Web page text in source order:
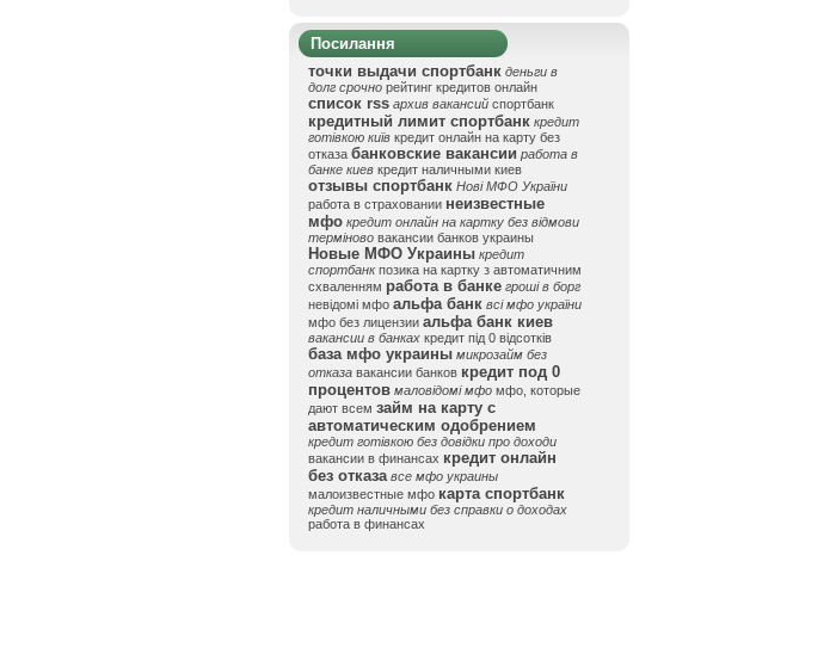
Посилання
точки выдачи спортбанк деньги в
долг срочно рейтинг кредитов онлайн
список rss архив вакансий спортбанк
кредитный лимит спортбанк кредит
готівкою київ кредит онлайн на карту без
отказа банковские вакансии работа в
банке киев кредит наличными киев
отзывы спортбанк Нові МФО України
работа в страховании неизвестные
мфо кредит онлайн на картку без відмови
терміново вакансии банков украины
Новые МФО Украины кредит
спортбанк позика на картку з автоматичним
схваленням работа в банке гроші в борг
невідомі мфо альфа банк всі мфо україни
мфо без лицензии альфа банк киев
вакансии в банках кредит під 0 відсотків
база мфо украины микрозайм без
отказа вакансии банков кредит под 0
процентов маловідомі мфо мфо, которые
дают всем займ на карту с
автоматическим одобрением
кредит готівкою без довідки про доходи
вакансии в финансах кредит онлайн
без отказа все мфо украины
малоизвестные мфо карта спортбанк
кредит наличными без справки о доходах
работа в финансах